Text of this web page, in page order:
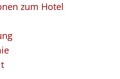
zum Hotel